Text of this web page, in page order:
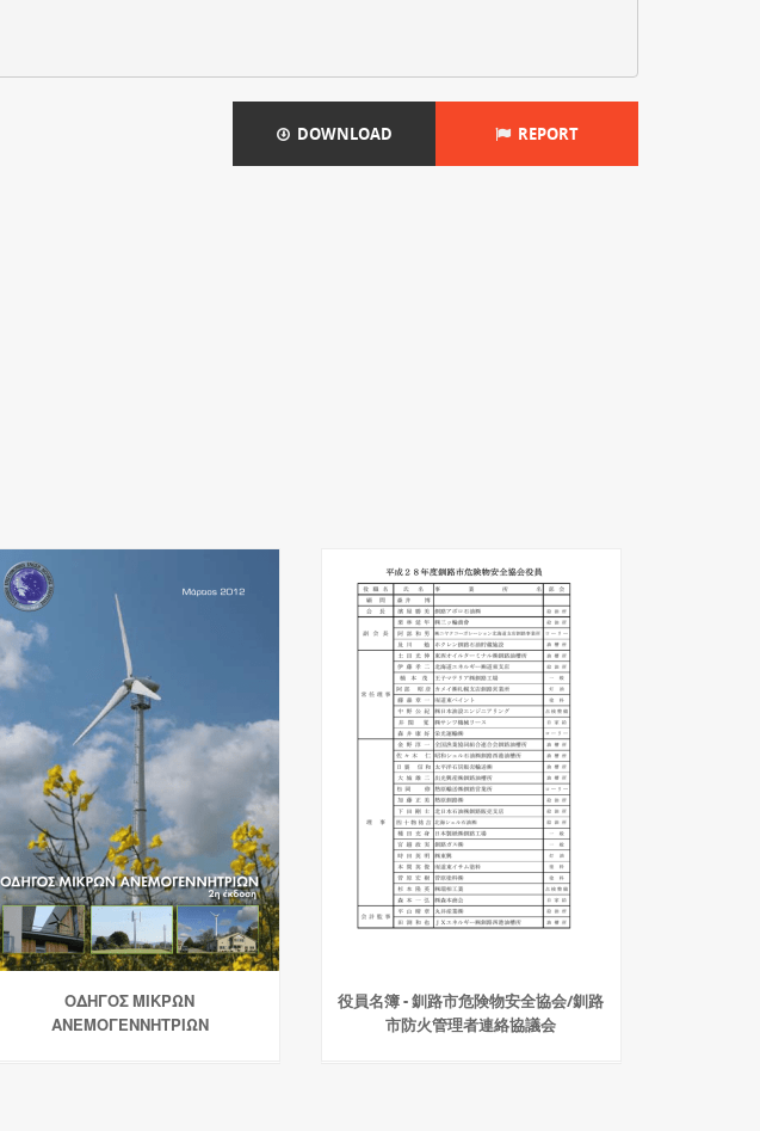
DOWNLOAD REPORT
ΟΔΗΓΟΣ ΜΙΚΡΩΝ
ΑΝΕΜΟΓΕΝΝΗΤΡΙΩΝ
役員名簿 - 釧路市危険物安全協会/釧路
市防火管理者連絡協議会